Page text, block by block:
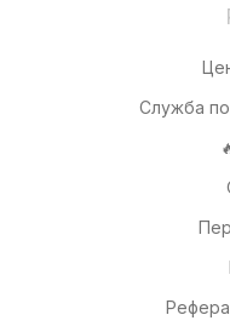
Служба